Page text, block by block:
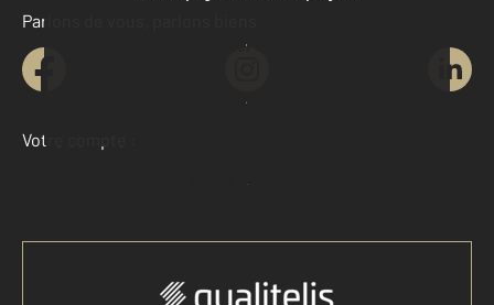
Contacter l'agence
Demander une estimation
Parlons de vous, parlons biens
Votre compte :
Accéder à mon compte